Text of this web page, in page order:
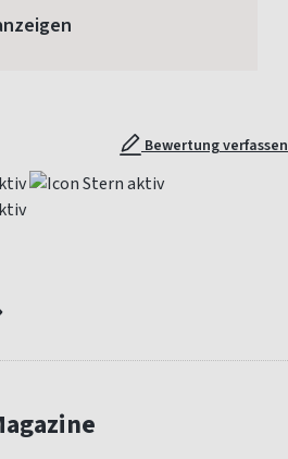
Bewertung verfassen